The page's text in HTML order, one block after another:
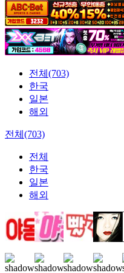
전체(703)
한국
일본
해외
전체(703)
전체
한국
일본
해외